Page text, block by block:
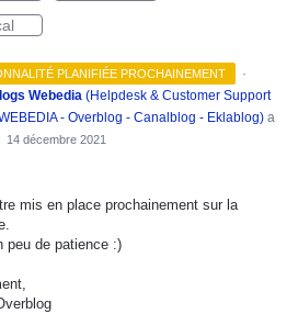
PLANIFIÉE PROCHAINEMENT ·
Webedia (Helpdesk & Customer Support
- Overblog - Canalblog - Eklablog) a
14 décembre 2021
mis en place prochainement sur la
peu de patience :)